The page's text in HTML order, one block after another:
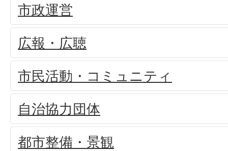
市政運営
広報・広聴
市民活動・コミュニティ
自治協力団体
都市整備・景観